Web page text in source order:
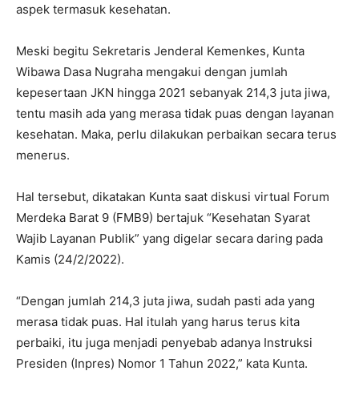
aspek termasuk kesehatan.
Meski begitu Sekretaris Jenderal Kemenkes, Kunta
Wibawa Dasa Nugraha mengakui dengan jumlah
kepesertaan JKN hingga 2021 sebanyak 214,3 juta jiwa,
tentu masih ada yang merasa tidak puas dengan layanan
kesehatan. Maka, perlu dilakukan perbaikan secara terus
menerus.
Hal tersebut, dikatakan Kunta saat diskusi virtual Forum
Merdeka Barat 9 (FMB9) bertajuk “Kesehatan Syarat
Wajib Layanan Publik” yang digelar secara daring pada
Kamis (24/2/2022).
“Dengan jumlah 214,3 juta jiwa, sudah pasti ada yang
merasa tidak puas. Hal itulah yang harus terus kita
perbaiki, itu juga menjadi penyebab adanya Instruksi
Presiden (Inpres) Nomor 1 Tahun 2022,” kata Kunta.